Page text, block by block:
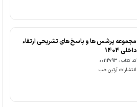
مجموعه پرشس ها و پاسخ های تشریحی ارتقاء
داخلی 1404
کد کتاب : 00112793
انتشارات آرتین طب